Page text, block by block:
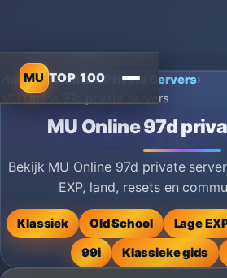
MU TOP 100
Home›MU Online Private Servers›
MU Online 97d private servers
MU Online 97d
Bekijk MU Online 97d private
EXP, land, resets en
Klassiek Old School Lage
99i
Klassieke gids